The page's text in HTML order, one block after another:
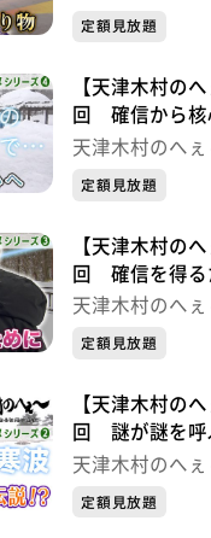
定額見放題
【天津木村の
回 確信から
ヌシリーズ④
天津木村のへぇ
定額見放題
【天津木村の
回 確信を得
イヌシリーズ③
天津木村のへぇ
定額見放題
【天津木村の
回 謎が謎を
アイヌシリー
天津木村のへぇ
定額見放題